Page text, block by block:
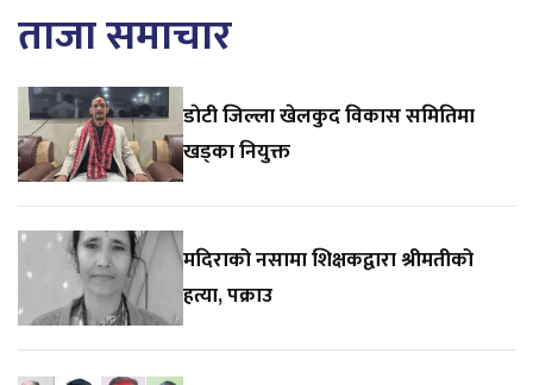
ताजा समाचार
डाेटी जिल्ला खेलकुद विकास समितिमा
खड्का नियुक्त
मदिराको नसामा शिक्षकद्वारा श्रीमतीको
हत्या, पक्राउ